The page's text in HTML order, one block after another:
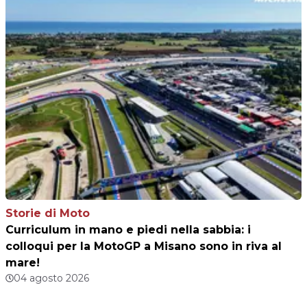
Storie di Moto
Curriculum in mano e piedi nella sabbia: i
colloqui per la MotoGP a Misano sono in riva al
mare!
04 agosto 2026